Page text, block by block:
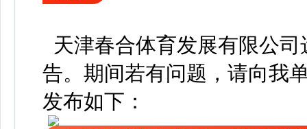
天津春合体育发展有限公
告。 期间若有问题，请向我
发布如下：